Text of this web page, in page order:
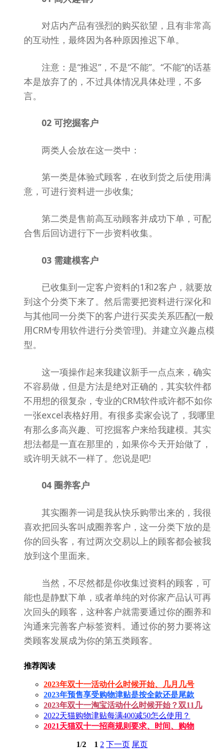
对店内产品有强烈的购买欲望，且有非常高
的互动性，最终因为各种原因推迟下单。
注意：是“推迟”，不是“不能”。“不能”的话基
本是放弃了的，不过具体情况具体处理，不多
言。
02 可挖掘客户
两类人会放在这一类中：
第一类是体验式顾客，在收到货之后使用满
意，可进行资料进一步收集;
第二类是售前高互动顾客并成功下单，可配
合售后回访进行下一步资料收集。
03 需建模客户
已收集到一定客户资料的1和2客户，就要放
到这个分类下来了。然后需要把资料进行深化和
与其他同一分类下的客户进行买卖关系匹配(一般
用CRM专用软件进行分类管理)。并建立兴趣点模
型。
这一项操作起来我建议新手一点点来，确实
不容易做，但是方法是绝对正确的，其实软件都
不用想的很复杂，专业的CRM软件或许都不如你
一张excel表格好用。有很多卖家会说了，我哪里
有那么多高兴趣、可挖掘客户来给我建模。其实
想法都是一直在那里的，如果你今天开始做了，
或许明天就不一样了。您说是吧!
04 圈养客户
其实圈养一词是我从快乐购带出来的，我很
喜欢把回头客叫成圈养客户，这一分类下放的是
你的回头客，有过两次交易以上的顾客都会被我
放到这个里面来。
当然，不尽然都是你收集过资料的顾客，可
能也是静默下单，或者单纯的对你家产品认可再
次回头的顾客，这种客户就需要通过你的圈养和
沟通来完善客户标签资料。通过你的努力要将这
类顾客发展成为你的第五类顾客。
推荐阅读
2023年双十一活动什么时候开始、几月几号
2023年预售享受购物津贴是按全款还是尾款
2023年双十一淘宝活动什么时候开始？双11几
2022天猫购物津贴每满400减50怎么使用？
2021天猫双十一招商规则要求、时间、购物
1/2 1 2 下一页 尾页